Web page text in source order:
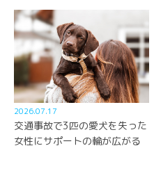
2026.07.17
交通事故で3匹の愛犬を失った
女性にサポートの輪が広がる